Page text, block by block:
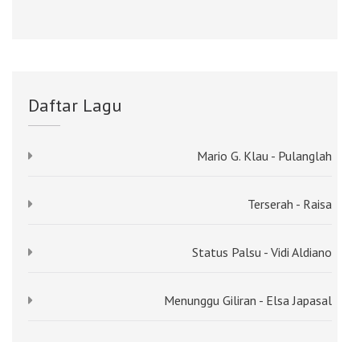
Daftar Lagu
Mario G. Klau - Pulanglah
Terserah - Raisa
Status Palsu - Vidi Aldiano
Menunggu Giliran - Elsa Japasal